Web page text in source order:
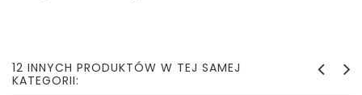
12 INNYCH PRODUKTÓW W TEJ SAMEJ
KATEGORII: